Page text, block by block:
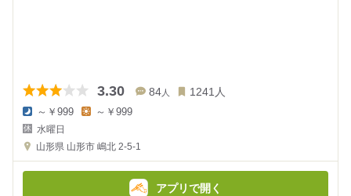
3.30 84人 1241 人
夜
の
金
～￥999
金
額
～￥999
水曜日
山形県 山形市 嶋北 2-5-1
アプリで開く